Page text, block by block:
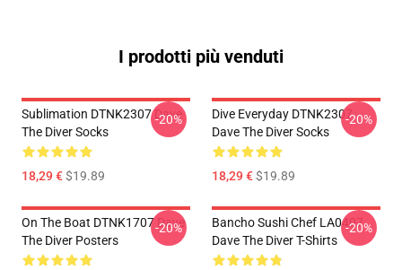
I prodotti più venduti
Sublimation DTNK2307 Dave
The Diver Socks
18,29 €$19.89
-20%
Dive Everyday DTNK2307
Dave The Diver Socks
18,29 €$19.89
-20%
On The Boat DTNK1707 Dave
The Diver Posters
-20%
Bancho Sushi Chef LA0407
Dave The Diver T-Shirts
-20%